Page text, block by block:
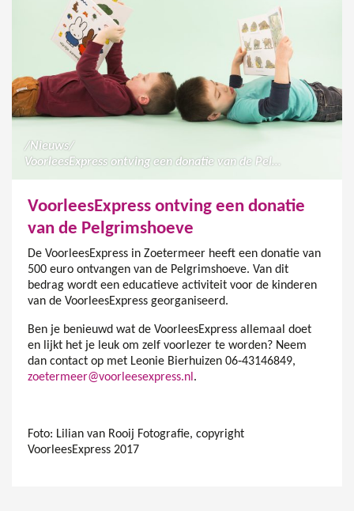
/Nieuws/
VoorleesExpress ontving een donatie van de Pelgrimshoeve
VoorleesExpress ontving een donatie
van de Pelgrimshoeve
De VoorleesExpress in Zoetermeer heeft een donatie van
500 euro ontvangen van de Pelgrimshoeve. Van dit
bedrag wordt een educatieve activiteit voor de kinderen
van de VoorleesExpress georganiseerd.
Ben je benieuwd wat de VoorleesExpress allemaal doet
en lijkt het je leuk om zelf voorlezer te worden? Neem
dan contact op met Leonie Bierhuizen 06‑43146849,
zoetermeer@voorleesexpress.nl .
Foto: Lilian van Rooij Fotografie, copyright
VoorleesExpress 2017